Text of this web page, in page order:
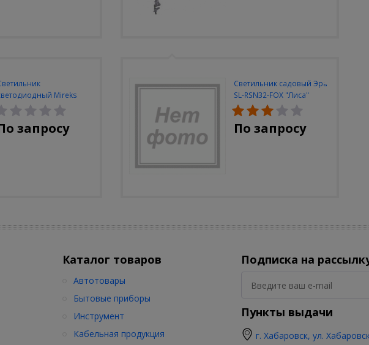
Mireks
310-80-S (5W/4000-
500lm/датчик
движения)
запросу
Светильник садовый Эра
SL-RSN32-FOX "Лиса"
солн.бат, полистоун,
цветной, 32 см
По запросу
Каталог товаров
Автотовары
Бытовые приборы
Инструмент
Кабельная продукция
Подписка на
Пункты выдачи
г. Хабаровск, ул.